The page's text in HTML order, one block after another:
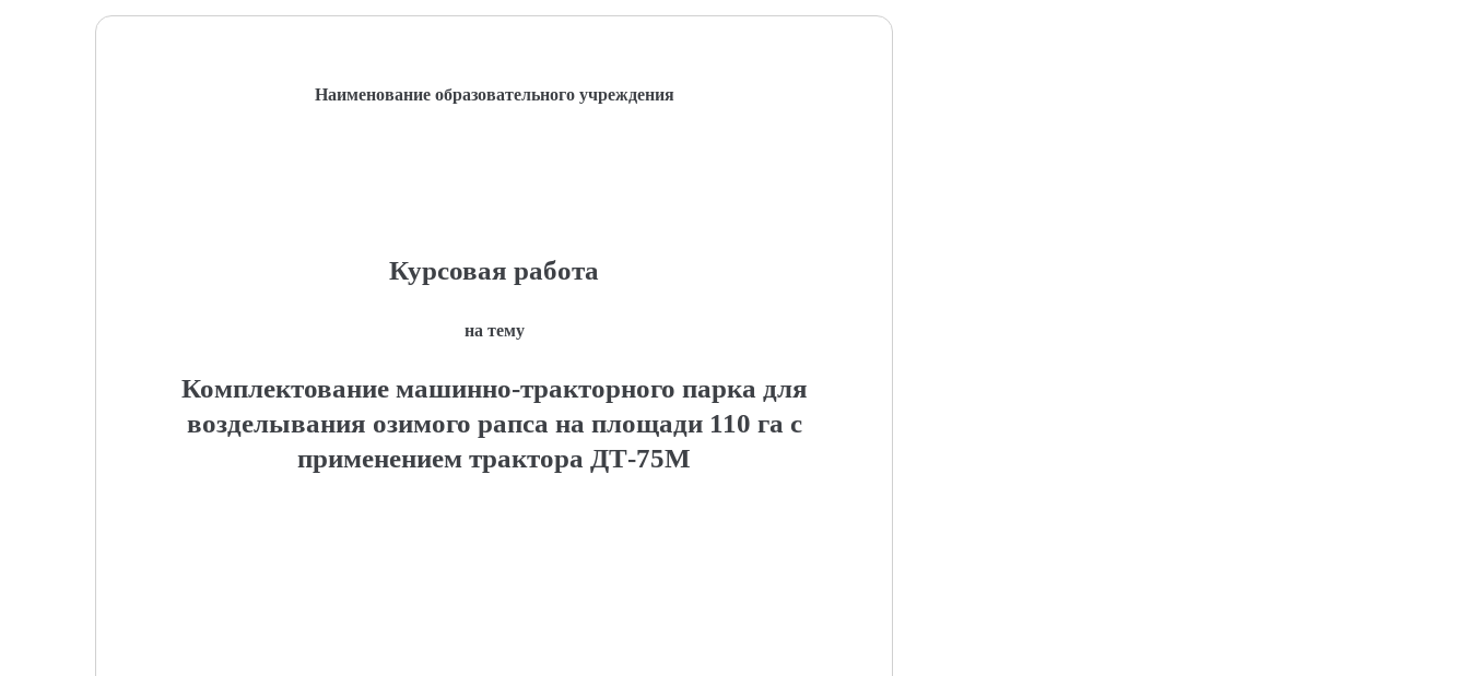
Наименование образовательного учреждения
Курсовая работа
на тему
Комплектование машинно-тракторного парка для
возделывания озимого рапса на площади 110 га с
применением трактора ДТ-75М